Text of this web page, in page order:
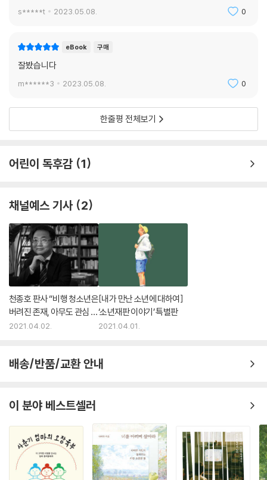
s*****t 2023.05.08. 0
eBook 구매
잘봤습니다
m******3 2023.05.08. 0
한줄평 전체보기
어린이 독후감 1
채널예스 기사 2
천종호 판사 “비행 청소년은
버려진 존재, 아무도 관심 없
어”
2021.04.02.
[내가 만난 소년에 대하여]
‘소년재판 이야기’ 특별판
2021.04.01.
배송/반품/교환 안내
이 분야 베스트셀러